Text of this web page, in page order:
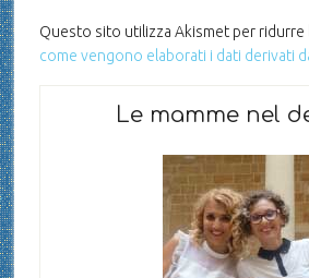
Questo sito utilizza Akismet per ridurre
come vengono elaborati i dati derivati
Le mamme nel